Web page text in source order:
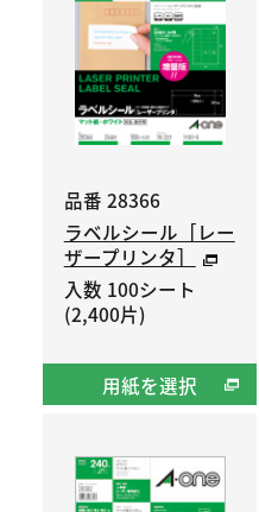
品番 28366
ラベルシール［レー
ザープリンタ］
入数 100シート
(2,400片)
用紙を選択